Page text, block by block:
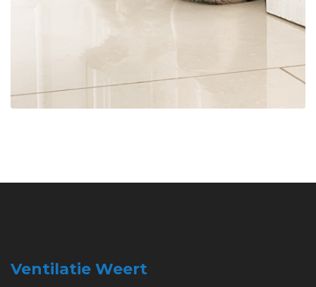
Ventilatie Weert